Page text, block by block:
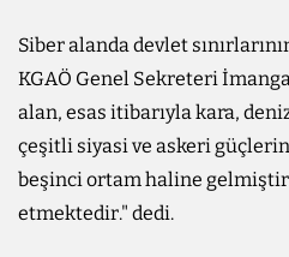
Siber alanda devlet
KGAÖ Genel Sekreteri
alan, esas itibarıyla kara,
çeşitli siyasi ve askeri
beşinci ortam haline gelmiştir
etmektedir." dedi.